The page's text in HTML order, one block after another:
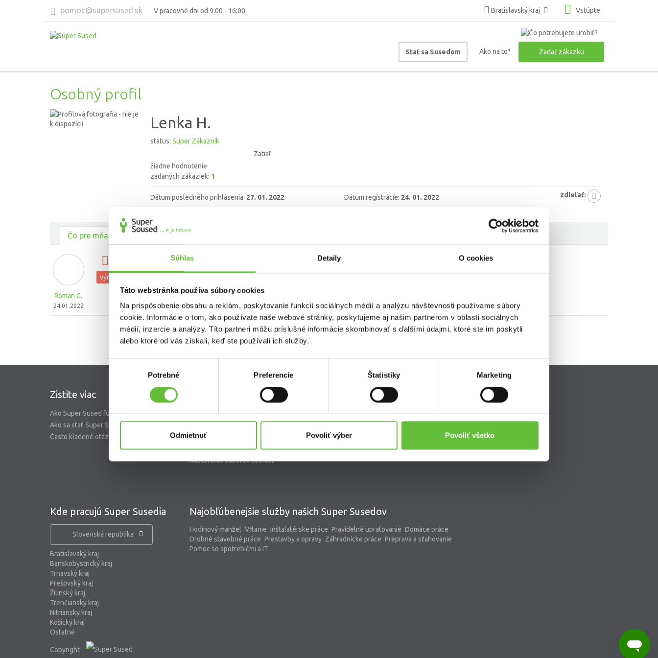
Súhlas Detaily O cookies
Táto webstránka používa súbory cookies
Na prispôsobenie obsahu a reklám, poskytovanie funkcií sociálnych médií a analýzu návštevnosti používame súbory
cookie. Informácie o tom, ako používate naše webové stránky, poskytujeme aj našim partnerom v oblasti sociálnych
médií, inzercie a analýzy. Títo partneri môžu príslušné informácie skombinovať s ďalšími údajmi, ktoré ste im poskytli
alebo ktoré od vás získali, keď ste používali ich služby.
Výber
Potrebné Preferencie Štatistiky Marketing
Odmietnuť Povoliť výber Povoliť všetko
pomoc@supersused.sk V pracovné dni od 9:00 - 16:00. Bratislavský kraj Vstúpte
Stať sa Susedom Ako na to? Zadať zákazku
Osobný profil
Lenka H.
status: Super Zákazník
Zatiaľ
žiadne hodnotenie
zadaných zákaziek: 1
Dátum posledného prihlásenia: 27. 01. 2022 Dátum registrácie: 24. 01. 2022 zdieľať:
Čo pre mňa urobili ostatní
Roman G.
24.01.2022
výmena nefunkčného stropného svietidla za funkčné
výmena vypínačov, zásuviek a svetiel
Zistite viac
Ako Super Sused funguje?
Ako sa stať Super Susedom?
Často kladené otázky
O nás
Riešenie problémov a reklamácií
Blog
Nastavenie súborov cookies
Supersused.sk s.r.o.
kontaktný formulár
Kde pracujú Super Susedia
Slovenská republika
Bratislavský kraj
Banskobystrický kraj
Trnavský kraj
Prešovský kraj
Žilinský kraj
Trenčiansky kraj
Nitriansky kraj
Košický kraj
Ostatné
Najobľúbenejšie služby našich Super Susedov
Hodinový manžel Vŕtanie Inštalatérske práce Pravidelné upratovanie Domáce práce
Drobné stavebné práce Prestavby a opravy Záhradnícke práce Preprava a sťahovanie
Pomoc so spotrebičmi a IT
Pripojte sa k nám
Copyright